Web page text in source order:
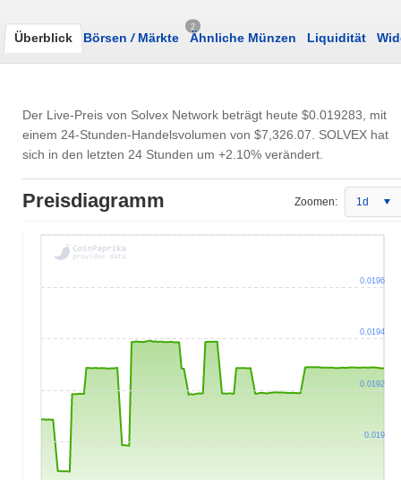
Überblick Börsen /Märkte
2
Ähnliche Münzen Liquidität
Der Live-Preis von Solvex Network beträgt heute $0.019283 , mit
einem 24-Stunden-Handelsvolumen von $7,326.07 . SOLVEX hat
sich in den letzten 24 Stunden um +2.10% verändert.
Preisdiagramm Zoomen: 1d
0.019
0.0192
0.0194
0.0196